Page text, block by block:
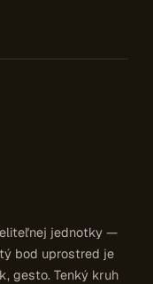
jednotky —
bod uprostred je
gesto. Tenký kruh